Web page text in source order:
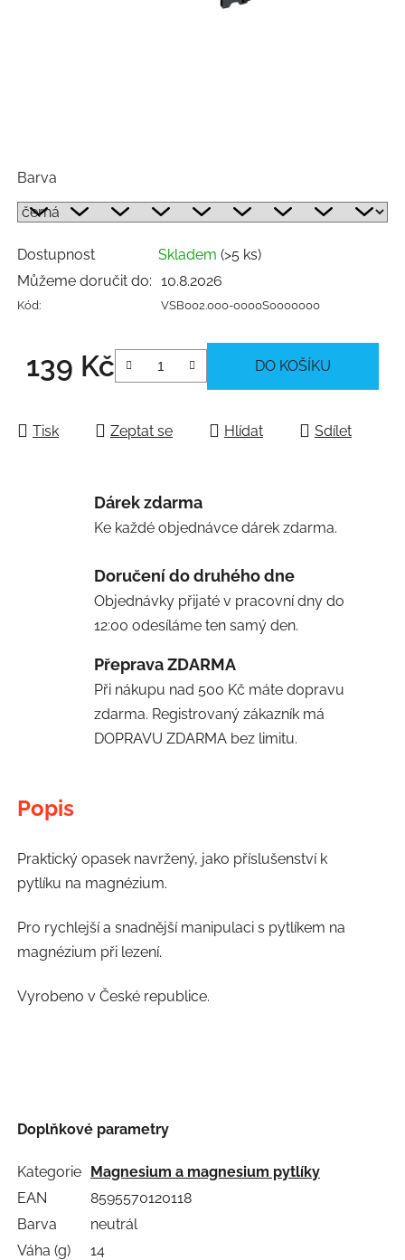
Barva
Dostupnost Skladem (>5 ks)
Můžeme doručit do: 10.8.2026
Kód: VSB002.000-0000S0000000
139 Kč DO KOŠÍKU
Tisk Zeptat se Hlídat Sdílet
Dárek zdarma
Ke každé objednávce dárek zdarma.
Doručení do druhého dne
Objednávky přijaté v pracovní dny do
12:00 odesíláme ten samý den.
Přeprava ZDARMA
Při nákupu nad 500 Kč máte dopravu
zdarma. Registrovaný zákazník má
DOPRAVU ZDARMA bez limitu.
Popis
Praktický opasek navržený, jako příslušenství k
pytlíku na magnézium.
Pro rychlejší a snadnější manipulaci s pytlíkem na
magnézium při lezení.
Vyrobeno v České republice.
Doplňkové parametry
Kategorie Magnesium a magnesium pytlíky
EAN
8595570120118
Barva
neutrál
Váha (g)
14